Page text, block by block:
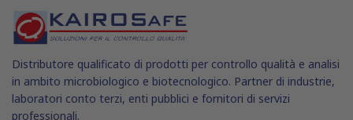
Distributore qualificato di prodotti per controllo qualità e analisi
in ambito microbiologico e biotecnologico. Partner di industrie,
laboratori conto terzi, enti pubblici e fornitori di servizi
professionali.